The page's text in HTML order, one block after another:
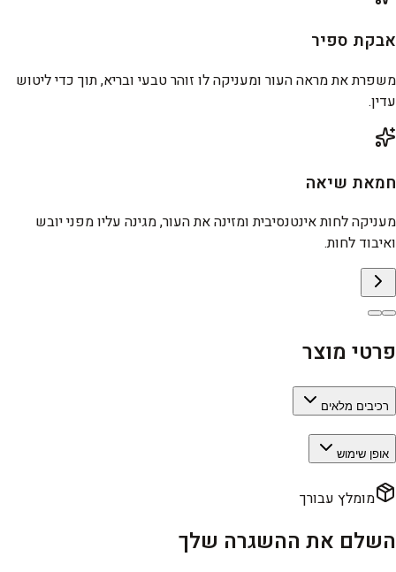
אבקת ספיר
משפרת את מראה העור ומעניקה לו זוהר טבעי ובריא, תוך כדי ליטוש
עדין.
חמאת שיאה
מעניקה לחות אינטנסיבית ומזינה את העור, מגינה עליו מפני יובש
ואיבוד לחות.
פרטי מוצר
רכיבים מלאים
אופן שימוש
מומלץ עבורך
השלם את ההשגרה שלך